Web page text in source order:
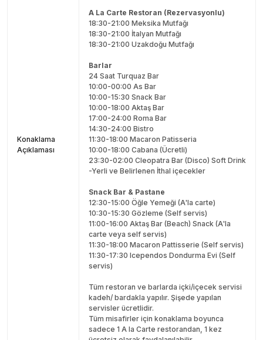
Konaklama
Açıklaması
A La Carte Restoran (Rezervasyonlu)
18:30-21:00 Meksika Mutfağı
18:30-21:00 İtalyan Mutfağı
18:30-21:00 Uzakdoğu Mutfağı
Barlar
24 Saat Turquaz Bar
10:00-00:00 As Bar
10:00-15:30 Snack Bar
10:00-18:00 Aktaş Bar
17:00-24:00 Roma Bar
14:30-24:00 Bistro
11:30-18:00 Macaron Patisseria
10:00-18:00 Cabana (Ücretli)
23:30-02:00 Cleopatra Bar (Disco) Soft Drink
-Yerli ve Belirlenen İthal içecekler
Snack Bar & Pastane
12:30-15:00 Öğle Yemeği (A'la carte)
10:30-15:30 Gözleme (Self servis)
11:00-16:00 Aktaş Bar (Beach) Snack (A'la
carte veya self servis)
11:30-18:00 Macaron Pattisserie (Self servis)
11:30-17:30 Icependos Dondurma Evi (Self
servis)
Tüm restoran ve barlarda içki/içecek servisi
kadeh/ bardakla yapılır. Şişede yapılan
servisler ücretlidir.
Tüm misafirler için konaklama boyunca
sadece 1 A la Carte restorandan, 1 kez